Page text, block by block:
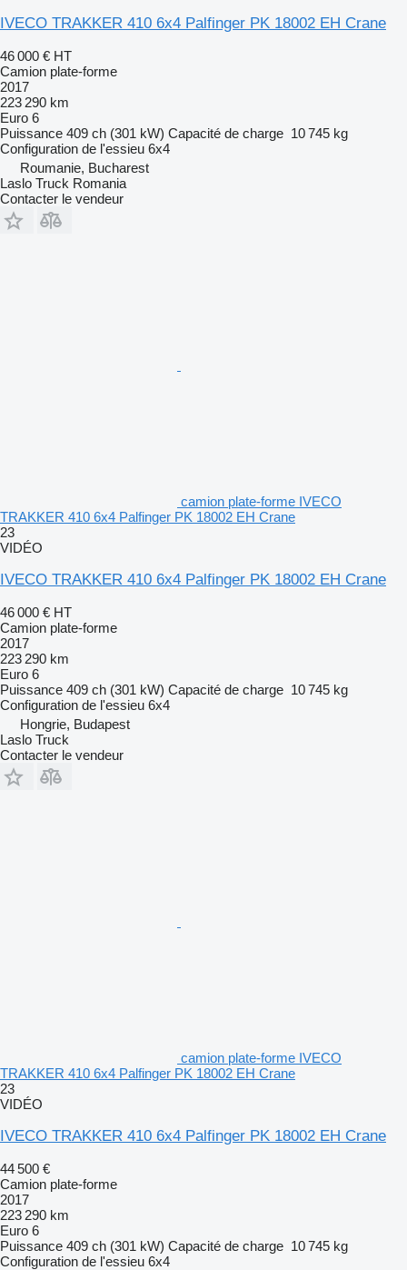
IVECO TRAKKER 410 6x4 Palfinger PK 18002 EH Crane
46 000 € HT
Camion plate-forme
2017
223 290 km
Euro 6
Puissance 409 ch (301 kW) Capacité de charge 10 745 kg
Configuration de l'essieu 6x4
Roumanie, Bucharest
Laslo Truck Romania
Contacter le vendeur
camion plate-forme IVECO
TRAKKER 410 6x4 Palfinger PK 18002 EH Crane
23
VIDÉO
IVECO TRAKKER 410 6x4 Palfinger PK 18002 EH Crane
46 000 € HT
Camion plate-forme
2017
223 290 km
Euro 6
Puissance 409 ch (301 kW) Capacité de charge 10 745 kg
Configuration de l'essieu 6x4
Hongrie, Budapest
Laslo Truck
Contacter le vendeur
camion plate-forme IVECO
TRAKKER 410 6x4 Palfinger PK 18002 EH Crane
23
VIDÉO
IVECO TRAKKER 410 6x4 Palfinger PK 18002 EH Crane
44 500 €
Camion plate-forme
2017
223 290 km
Euro 6
Puissance 409 ch (301 kW) Capacité de charge 10 745 kg
Configuration de l'essieu 6x4